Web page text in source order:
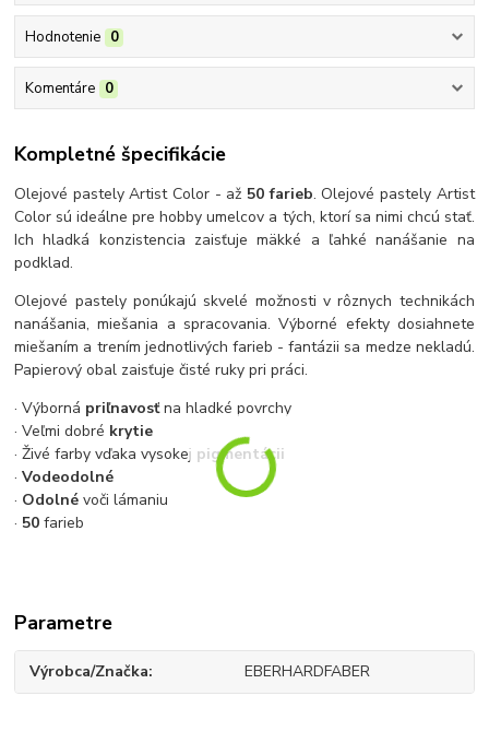
Hodnotenie 0
Komentáre 0
Kompletné špecifikácie
Olejové pastely Artist Color - až 50 farieb. Olejové pastely Artist
Color sú ideálne pre hobby umelcov a tých, ktorí sa nimi chcú stať.
Ich hladká konzistencia zaisťuje mäkké a ľahké nanášanie na
podklad.
Olejové pastely ponúkajú skvelé možnosti v rôznych technikách
nanášania, miešania a spracovania. Výborné efekty dosiahnete
miešaním a trením jednotlivých farieb - fantázii sa medze nekladú.
Papierový obal zaisťuje čisté ruky pri práci.
· Výborná priľnavosťna hladké povrchy
· Veľmi dobré krytie
· Živé farby vďaka vysokej pigmentácii
·Vodeodolné
· Odolnévoči lámaniu
· 50 farieb
Parametre
Výrobca/Značka EBERHARDFABER